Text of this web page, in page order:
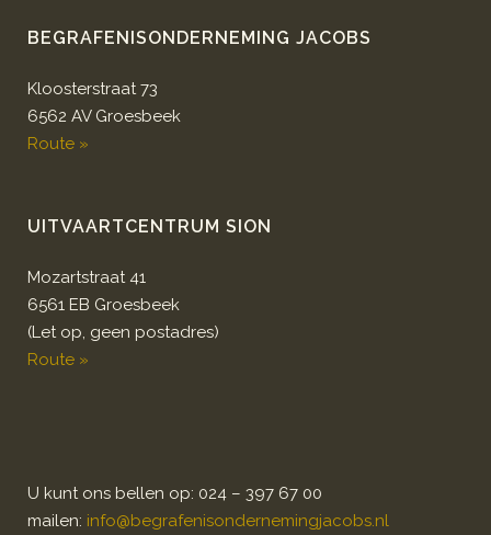
BEGRAFENISONDERNEMING JACOBS
Kloosterstraat 73
6562 AV Groesbeek
Route »
UITVAARTCENTRUM SION
Mozartstraat 41
6561 EB Groesbeek
(Let op, geen postadres)
Route »
U kunt ons bellen op: 024 – 397 67 00
mailen: info@begrafenisondernemingjacobs.nl